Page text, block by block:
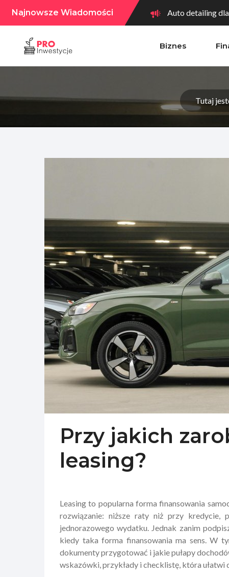
Najnowsze Wiadomości Auto detailing
Jak
Ekspansja
Biznes
Tutaj
Przy jakich
leasing?
Leasing to popularna forma finansowania
rozwiązanie: niższe raty niż przy kredycie,
jednorazowego wydatku. Jednak zanim
kiedy taka forma finansowania ma sens. W
dokumenty przygotować i jakie pułapy
wskazówki, przykłady i checklistę, która ułatwi